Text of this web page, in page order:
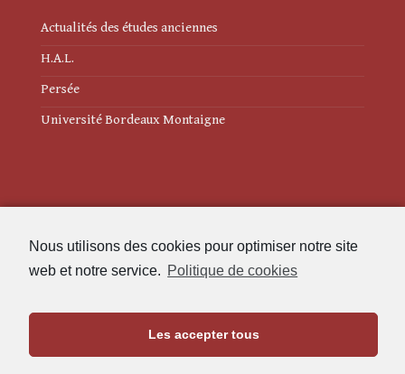
Nous utilisons des cookies pour optimiser notre site
web et notre service. Politique de cookies
Les accepter tous
Actualités des études anciennes
H.A.L.
Persée
Université Bordeaux Montaigne
Politique de cookies (UE)
Maison de l'Archéologie